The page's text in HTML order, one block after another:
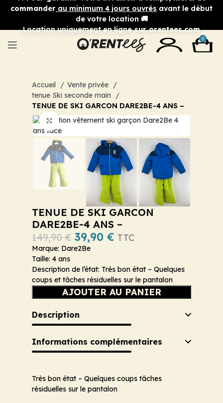
commander au minimum 4 jours ouvrés avant le début
de votre location 🚚
Location uniquement en lignesur orentees.com
0
Accueil
Vente privée
tenue Ski seconde main
TENUE DE SKI GARCON DARE2BE-4 ANS –
Cliquez pour agrandir
TENUE DE SKI GARCON
DARE2BE-4 ANS –
149,90€ 39,90 € TTC
Marque: Dare2Be
Taille: 4 ans
Description de l’état: Très bon état – Quelques
coups et tâches résiduelles sur le pantalon
AJOUTER AU PANIER
Description
Informations complémentaires
Très bon état – Quelques coups tâches
résiduelles sur le pantalon